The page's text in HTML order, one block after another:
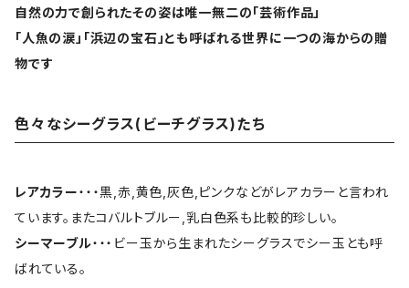
自然の力で創られたその姿は唯一無二の「芸術作品」
「人魚の涙」「浜辺の宝石」とも呼ばれる世界に一つの海からの贈
物です
色々なシーグラス(ビーチグラス)たち
レアカラー・・・黒,赤,黄色,灰色,ピンクなどがレアカラーと言われ
ています。またコバルトブルー,乳白色系も比較的珍しい。
シーマーブル・・・ビー玉から生まれたシーグラスでシー玉とも呼
ばれている。